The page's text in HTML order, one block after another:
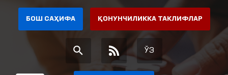
БОШ САҲИФА ҚОНУНЧИЛИККА ТАКЛИФЛАР
ЎЗ